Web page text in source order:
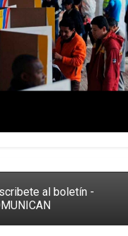
al boletín -